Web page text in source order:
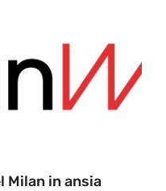
Milan in ansia